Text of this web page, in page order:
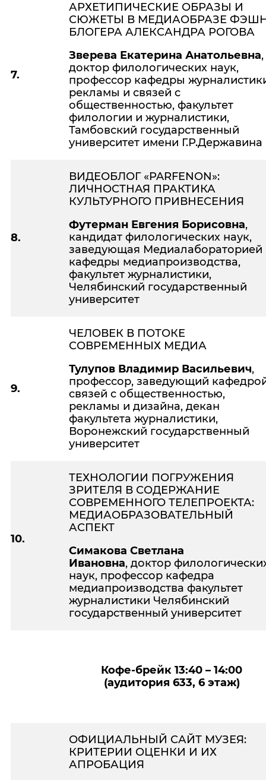
7.
АРХЕТИПИЧЕСКИЕ ОБРАЗЫ И
СЮЖЕТЫ В МЕДИАОБРАЗЕ
БЛОГЕРА АЛЕКСАНДРА РОГОВА
Зверева Екатерина Анатольевна,
доктор филологических наук,
профессор кафедры
рекламы и связей с
общественностью, факультет
филологии и журналистики,
Тамбовский государственный
университет имени Г.Р.Державина
8.
ВИДЕОБЛОГ «PARFENON»:
ЛИЧНОСТНАЯ ПРАКТИКА
КУЛЬТУРНОГО ПРИВНЕСЕНИЯ
Футерман Евгения Борисовна,
кандидат филологических наук,
заведующая Медиалабораторией
кафедры медиапроизводства,
факультет журналистики,
Челябинский государственный
университет
9.
ЧЕЛОВЕК В ПОТОКЕ
СОВРЕМЕННЫХ МЕДИА
Тулупов Владимир Васильевич,
профессор, заведующий
связей с общественностью,
рекламы и дизайна, декан
факультета журналистики,
Воронежский государственный
университет
10.
ТЕХНОЛОГИИ ПОГРУЖЕНИЯ
ЗРИТЕЛЯ В СОДЕРЖАНИЕ
СОВРЕМЕННОГО ТЕЛЕПРОЕКТА:
МЕДИАОБРАЗОВАТЕЛЬНЫЙ
АСПЕКТ
Симакова Светлана
Ивановна, доктор
наук, профессор кафедра
медиапроизводства факультет
журналистики Челябинский
государственный университет
Кофе-брейк 13:40 – 14:00
(аудитория 633, 6 этаж)
ОФИЦИАЛЬНЫЙ САЙТ МУЗЕЯ:
КРИТЕРИИ ОЦЕНКИ И ИХ
АПРОБАЦИЯ